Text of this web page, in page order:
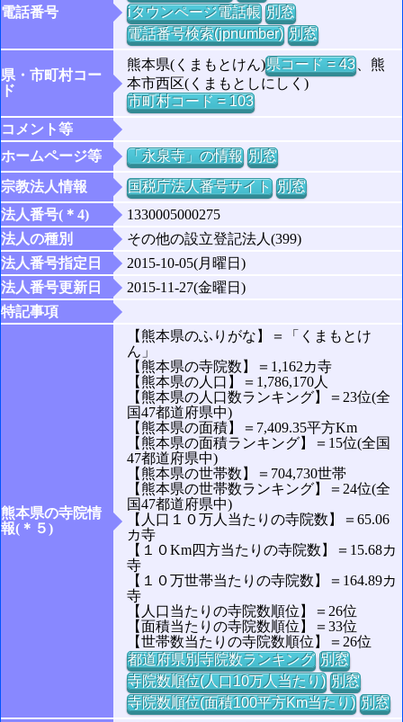
電話番号
iタウンページ電話帳 別窓
電話番号検索(jpnumber) 別窓
県・市町村コー
ド
熊本県(くまもとけん)県コード = 43、熊
本市西区(くまもとしにしく)
市町村コード = 103
コメント等
ホームページ等
「永泉寺」の情報 別窓
宗教法人情報
国税庁法人番号サイト 別窓
法人番号(＊4)
1330005000275
法人の種別
その他の設立登記法人(399)
法人番号指定日
2015-10-05(月曜日)
法人番号更新日
2015-11-27(金曜日)
特記事項
熊本県の寺院情
報(＊５)
【熊本県のふりがな】＝「くまもとけ
ん」
【熊本県の寺院数】＝1,162カ寺
【熊本県の人口】＝1,786,170人
【熊本県の人口数ランキング】＝23位(全
国47都道府県中)
【熊本県の面積】＝7,409.35平方Km
【熊本県の面積ランキング】＝15位(全国
47都道府県中)
【熊本県の世帯数】＝704,730世帯
【熊本県の世帯数ランキング】＝24位(全
国47都道府県中)
【人口１０万人当たりの寺院数】＝65.06
カ寺
【１０Km四方当たりの寺院数】＝15.68カ
寺
【１０万世帯当たりの寺院数】＝164.89カ
寺
【人口当たりの寺院数順位】＝26位
【面積当たりの寺院数順位】＝33位
【世帯数当たりの寺院数順位】＝26位
都道府県別寺院数ランキング 別窓
寺院数順位(人口10万人当たり) 別窓
寺院数順位(面積100平方Km当たり) 別窓